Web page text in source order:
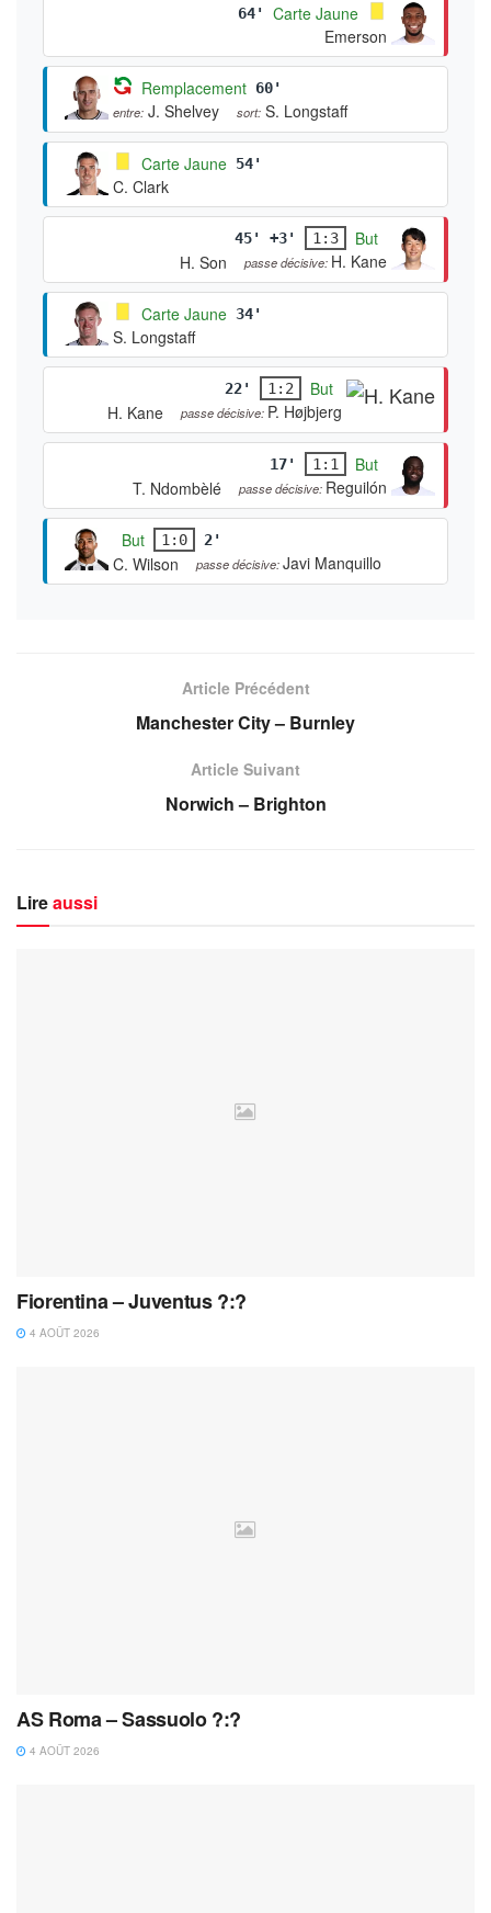
64'
Carte Jaune
Emerson
Remplacement 60'
entre: J. Shelvey sort: S. Longstaff
Carte Jaune 54'
C. Clark
45' +3' 1:3
But
H. Son
passe décisive: H. Kane
Carte Jaune 34'
S. Longstaff
22' 1:2
But
H. Kane
passe décisive: P. Højbjerg
17' 1:1
But
T. Ndombèlé
passe décisive: Reguilón
But 1:0 2'
C. Wilson passe décisive:Javi Manquillo
Article Précédent
Manchester City – Burnley
Article Suivant
Norwich – Brighton
Lireaussi
Fiorentina – Juventus ?:?
4 AOÛT 2026
AS Roma – Sassuolo ?:?
4 AOÛT 2026